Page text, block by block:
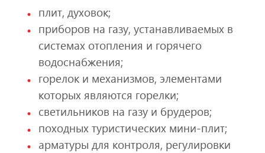
плит, духовок;
приборов на газу, устанавливаемых в
системах отопления и горячего
водоснабжения;
горелок и механизмов, элементами
которых являются горелки;
светильников на газу и брудеров;
походных туристических мини-плит;
арматуры для контроля, регулировки